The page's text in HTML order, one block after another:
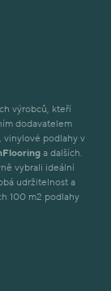
výrobců, kteří
dodavatelem
, vinylové podlahy v
a dalších.
vybrali ideální
udržitelnost a
100 m2 podlahy